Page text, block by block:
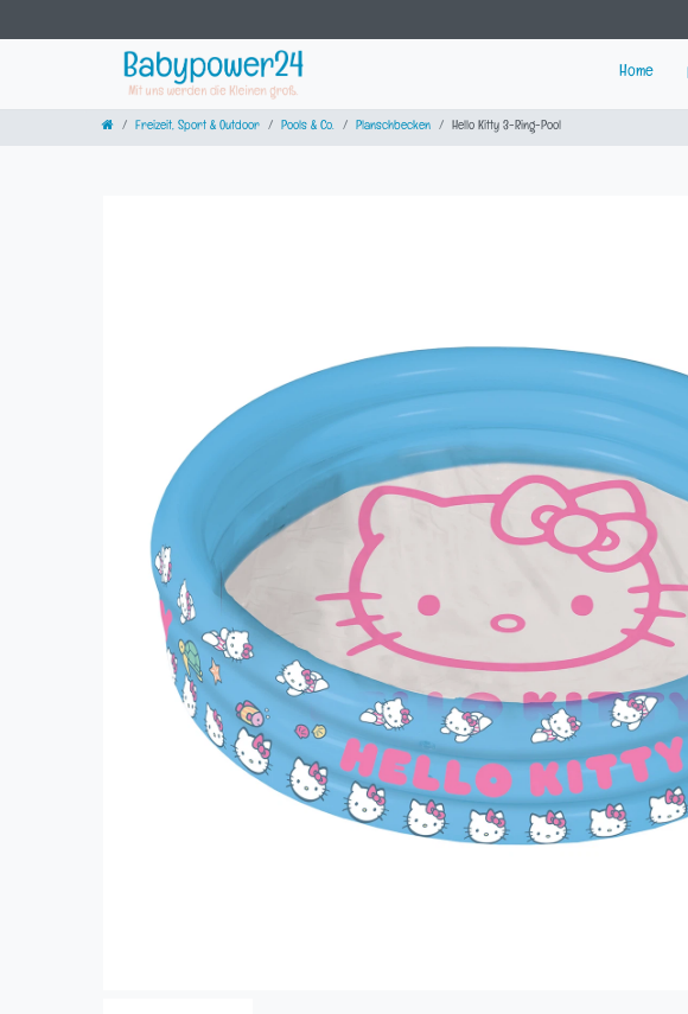
Home
Freizeit, Sport & Outdoor Pools & Co. Planschbecken Hello Kitty 3-Ring-Pool